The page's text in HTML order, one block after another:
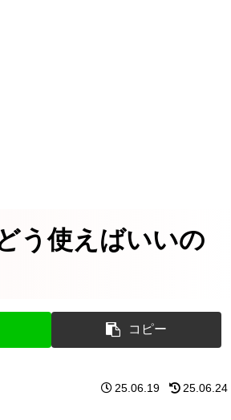
う使えばいいの
コピー
25.06.19 25.06.24